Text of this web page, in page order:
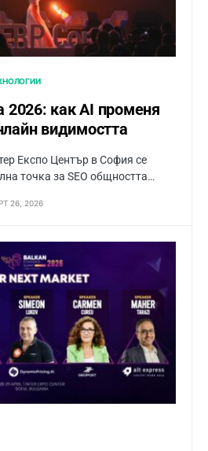
2026: как AI променя
видимостта
Експо Център в София се
точка за SEO общността…
26, 2026